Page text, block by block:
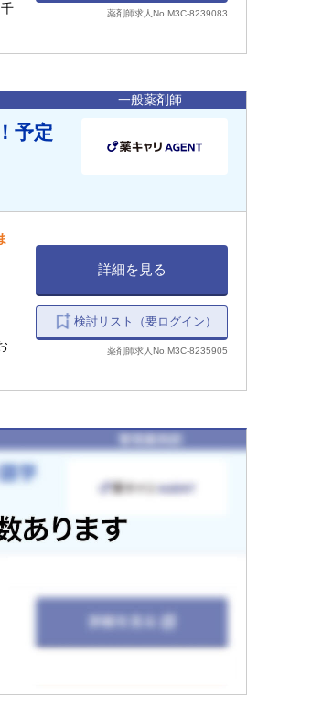
薬剤師求人No.M3C-8239083
一般薬剤師
予定
詳細を見る
検討リスト（要ログイン）
薬剤師求人No.M3C-8235905